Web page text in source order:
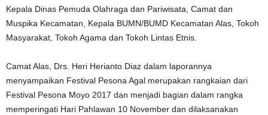
Kepala Dinas Pemuda Olahraga dan Pariwisata, Camat dan
Muspika Kecamatan, Kepala BUMN/BUMD Kecamatan Alas, Tokoh
Masyarakat, Tokoh Agama dan Tokoh Lintas Etnis.
Camat Alas, Drs. Heri Herianto Diaz dalam laporannya
menyampaikan Festival Pesona Agal merupakan rangkaian dari
Festival Pesona Moyo 2017 dan menjadi bagian dalam rangka
memperingati Hari Pahlawan 10 November dan dilaksanakan